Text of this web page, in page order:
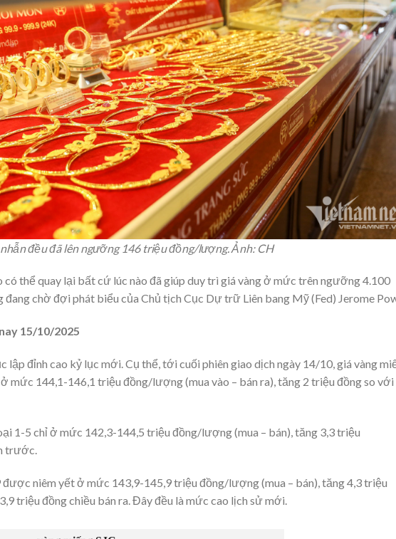
nhẫn đều đã lên ngưỡng 146 triệu đồng/lượng. Ảnh: CH
có thể quay lại bất cứ lúc nào đã giúp duy trì giá vàng ở mức trên ngưỡng 4.100
chờ đợi phát biểu của Chủ tịch Cục Dự trữ Liên bang Mỹ (Fed) Jerome
15/10/2025
lập đỉnh cao kỷ lục mới. Cụ thể, tới cuối phiên giao dịch ngày 14/10, giá vàng
mức 144,1-146,1 triệu đồng/lượng (mua vào – bán ra), tăng 2 triệu đồng so với
1-5 chỉ ở mức 142,3-144,5 triệu đồng/lượng (mua – bán), tăng 3,3 triệu
trước.
được niêm yết ở mức 143,9-145,9 triệu đồng/lượng (mua – bán), tăng 4,3 triệu
triệu đồng chiều bán ra. Đây đều là mức cao lịch sử mới.